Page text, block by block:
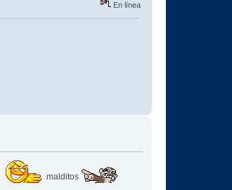
En línea
malditos